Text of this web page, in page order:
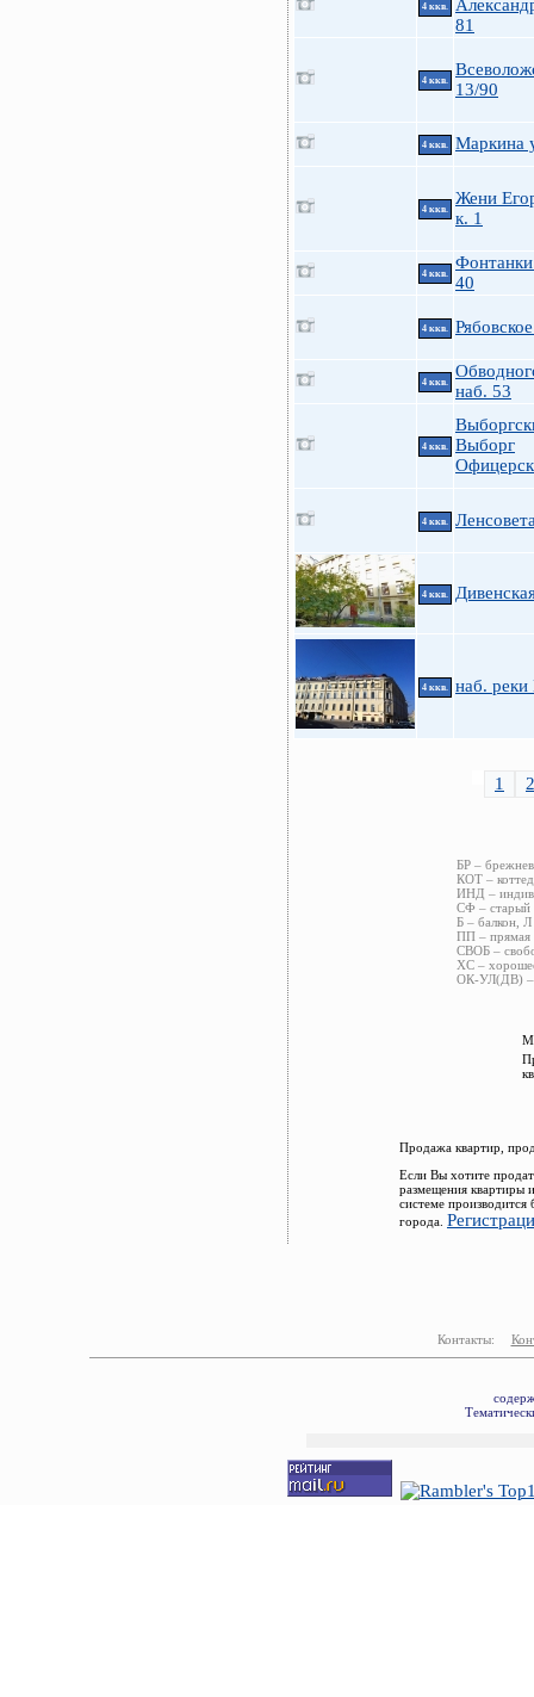
4 ккв.
81
4 ккв.
13/90
4 ккв. Маркина
4 ккв.
Жени
к. 1
4 ккв.
40
4 ккв.
4 ккв.
наб. 53
4 ккв.
Выборг
4 ккв.
4 ккв.
4 ккв. наб.
1 2
БР –
КОТ –
ИНД –
СФ – старый
Б – балкон,
ПП – прямая
СВОБ –
ХС –
ОК-УЛ(ДВ) –
Продажа квартир,
Если Вы хотите
размещения квартиры
системе
города.
Контакты: